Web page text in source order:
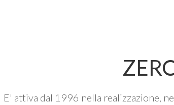
E' attiva dal 1996 nella realizzazione,